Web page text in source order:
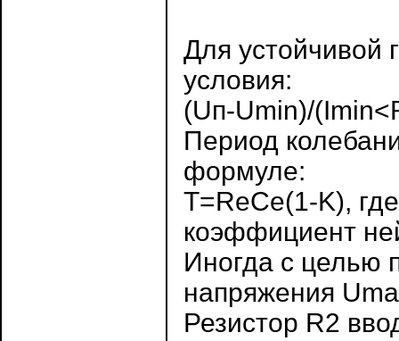
Для устойчивой
условия:
(Uп-Umin)/
Период
формуле:
Т=ReCe(1-K),
коэффициент
Иногда с целью
напряжения
Резистор R2